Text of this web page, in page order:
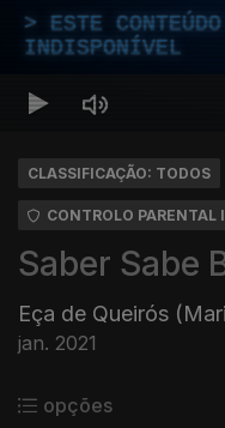
ESTE
INDISPONÍVEL
CLASSIFICAÇÃO: TODOS
CONTROLO PARENTAL
Saber Sabe
Eça de Queirós
jan. 2021
opções